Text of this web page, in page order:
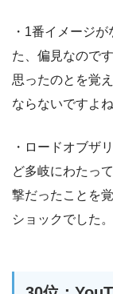
・1番イメージ
た、偏見なので
思ったのとを覚
ならないですよ
・ロードオブザ
ど多岐にわたっ
撃だったことを
ショックでした。